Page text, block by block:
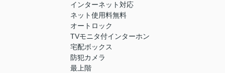
インターネット対応
ネット使用料無料
オートロック
TVモニタ付インターホン
宅配ボックス
防犯カメラ
最上階